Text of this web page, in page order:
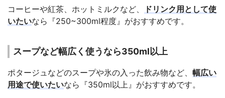
コーヒーや紅茶、ホットミルクなど、
ドリンク用として使
いたいなら『250~300ml程度』がおすすめです。
スープなど幅広く使うなら350ml以上
ポタージュなどのスープや氷の入った飲み物など、 幅広い
用途で使いたいなら『350ml以上』がおすすめです。